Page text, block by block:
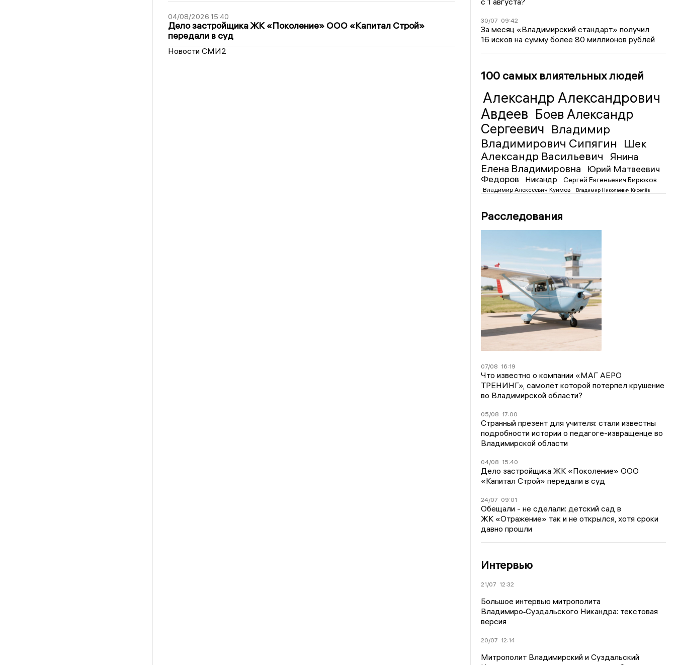
04/08/2026 15:40
Дело застройщика ЖК «Поколение» ООО «Капитал Строй»
передали в суд
Новости СМИ2
30/07 09:42
За месяц «Владимирский стандарт» получил
16 исков на сумму более 80 миллионов рублей
100 самых влиятельных людей
Александр Александрович
Авдеев Боев Александр
Сергеевич Владимир
Владимирович Сипягин Шек
Александр Васильевич
Янина
Елена Владимировна
Юрий Матвеевич
Федоров
Никандр Сергей Евгеньевич Бирюков
Владимир Алексеевич Куимов Владимир Николаевич Киселёв
Расследования
07/08 16:19
Что известно о компании «МАГ АЕРО
ТРЕНИНГ», самолёт которой потерпел крушение
во Владимирской области?
05/08 17:00
Странный презент для учителя: стали известны
подробности истории о педагоге-извращенце во
Владимирской области
04/08 15:40
Дело застройщика ЖК «Поколение» ООО
«Капитал Строй» передали в суд
24/07 09:01
Обещали - не сделали: детский сад в
ЖК «Отражение» так и не открылся, хотя сроки
давно прошли
Интервью
21/07 12:32
Большое интервью митрополита
Владимиро‑Суздальского Никандра: текстовая
версия
20/07 12:14
Митрополит Владимирский и Суздальский